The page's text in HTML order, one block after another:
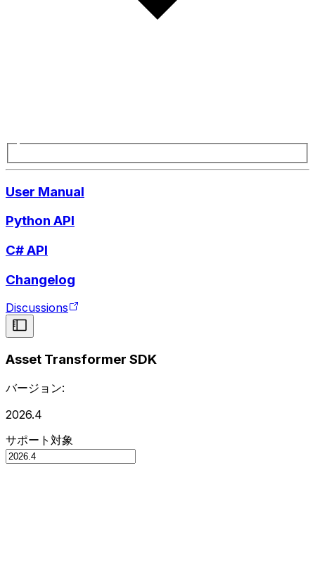
User Manual
Python API
C# API
Changelog
Discussions
Asset Transformer SDK
バージョン:
2026.4
サポート対象